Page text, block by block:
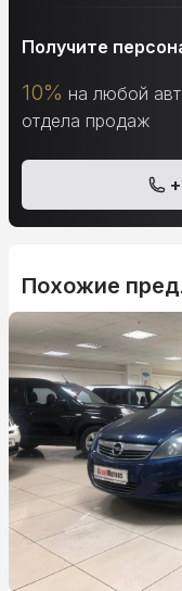
Получите
10% на любой
отдела продаж
Похожие